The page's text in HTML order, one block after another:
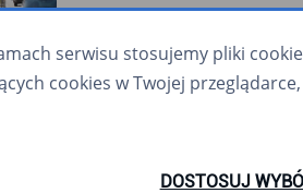
przyklęk rampa dla
serwisu stosujemy pliki
cookies w Twojej
DOSTOSUJ